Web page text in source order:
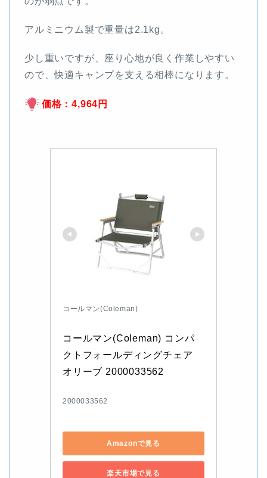
アルミニウム製で重量は2.1kg。
少し重いですが、座り心地が良く作業しやすい
ので、快適キャンプを支える相棒になります。
価格：4,964円
コールマン(Coleman)
コールマン(Coleman) コンパ
クトフォールディングチェア
オリーブ 2000033562
2000033562
Amazonで見る
楽天市場で見る